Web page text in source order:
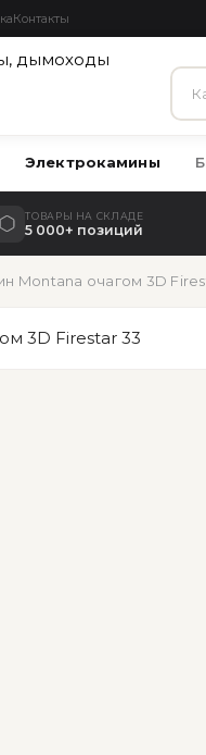
Контакты
Электрокамины
ТОВАРЫ НА СКЛАДЕ
5 000+ позиций
Montana очагом 3D